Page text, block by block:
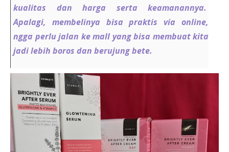
kualitas dan harga serta keamanannya.
Apalagi, membelinya bisa praktis via online,
ngga perlu jalan ke mall yang bisa membuat kita
jadi lebih boros dan berujung bete.